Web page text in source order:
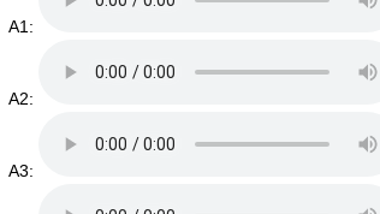
A1:
A2:
A3: